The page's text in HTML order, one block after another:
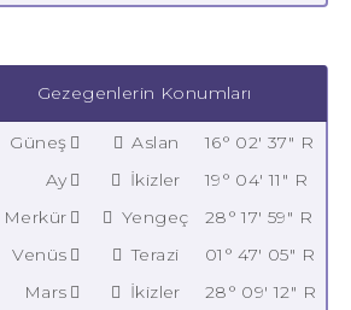
Gezegenlerin Konumları
Güneş Aslan
16° 02' 37" R
Ay
İkizler
19° 04' 11" R
Merkür
Yengeç
28° 17' 59" R
Venüs
Terazi
01° 47' 05" R
Mars
İkizler
28° 09' 12" R